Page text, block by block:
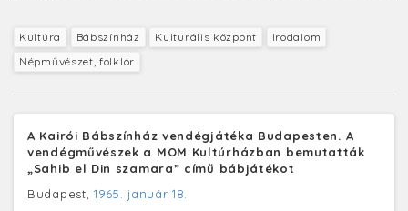
Kultúra Bábszínház Kulturális központ
Irodalom
Népművészet, folklór
A Kairói Bábszínház vendégjátéka Budapesten. A
vendégművészek a MOM Kultúrházban bemutatták
„Sahib el Din szamara” című bábjátékot
Budapest, 1965. január 18.